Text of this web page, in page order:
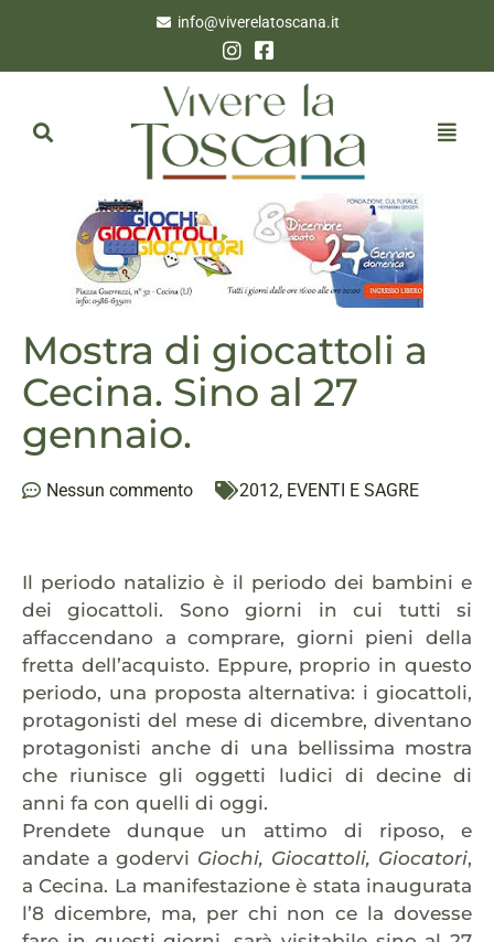
info@viverelatoscana.it
Mostra di giocattoli a
Cecina. Sino al 27
gennaio.
Nessun commento 2012, EVENTI E SAGRE
Il periodo natalizio è il periodo dei bambini e
dei giocattoli. Sono giorni in cui tutti si
affaccendano a comprare, giorni pieni della
fretta dell’acquisto. Eppure, proprio in questo
periodo, una proposta alternativa: i giocattoli,
protagonisti del mese di dicembre, diventano
protagonisti anche di una bellissima mostra
che riunisce gli oggetti ludici di decine di
anni fa con quelli di oggi.
Prendete dunque un attimo di riposo, e
andate a godervi Giochi, Giocattoli, Giocatori,
a Cecina. La manifestazione è stata inaugurata
l’8 dicembre, ma, per chi non ce la dovesse